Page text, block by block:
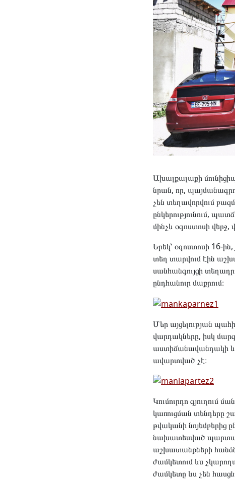
Ախալքալաքի
նրան, որ,
չեն տեղավորվում
ընկերությունում,
մինչև օգոստոսի
Երեկ՝ օգոստոսի 16-
տեղ տարվում էին
սանհանգույցի
ընդհանուր մաքրում։
Մեր այցելության
վարդակները, իսկ
աստիճանավանդակի և
ավարտված չէ։
Կումուրդո գյուղում
կառուցման տենդերը
թվականի նոյեմբերից
նախատեսված
աշխատանքների
ժամկետում ևս
ժամկետը ևս չեն